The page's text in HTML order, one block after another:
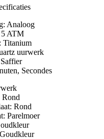
Analoog
5 ATM
Titanium
uurwerk
Secondes
Rond
Rond
Parelmoer